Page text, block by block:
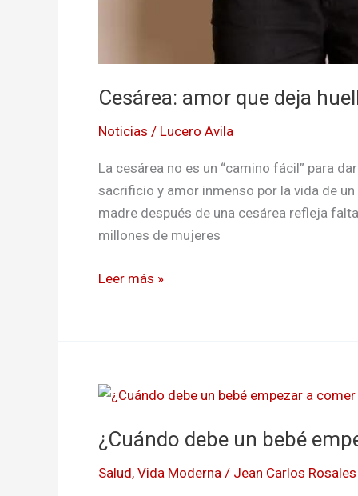
Cesárea: amor que deja
Noticias / Lucero Avila
La cesárea no es un “camino fácil” para
sacrificio y amor inmenso por la vida de
madre después de una cesárea refleja
millones de mujeres
Leer más »
¿Cuándo debe un bebé
Salud, Vida Moderna / Jean Carlos Rosales
¿Cuándo
un
empezar